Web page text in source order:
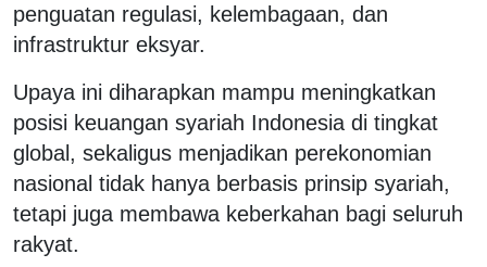
penguatan regulasi, kelembagaan, dan
infrastruktur eksyar.
Upaya ini diharapkan mampu meningkatkan
posisi keuangan syariah Indonesia di tingkat
global, sekaligus menjadikan perekonomian
nasional tidak hanya berbasis prinsip syariah,
tetapi juga membawa keberkahan bagi seluruh
rakyat.